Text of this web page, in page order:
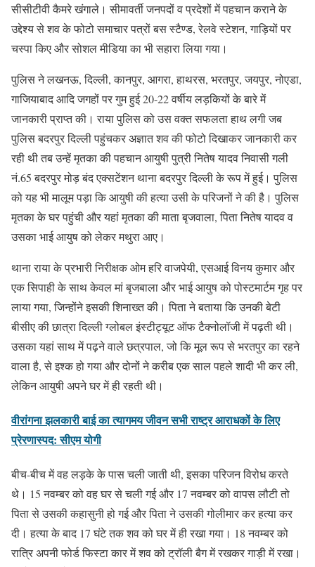
सीसीटीवी कैमरे खंगाले। सीमावर्ती जनपदों व प्रदेशों में पहचान कराने के
उद्देश्य से शव के फोटो समाचार पत्रों बस स्टैण्ड, रेलवे स्टेशन, गाड़ियों पर
चस्पा किए और सोशल मीडिया का भी सहारा लिया गया।
पुलिस ने लखनऊ, दिल्ली, कानपुर, आगरा, हाथरस, भरतपुर, जयपुर, नोएडा,
गाजियाबाद आदि जगहों पर गुम हुई 20-22 वर्षीय लड़कियों के बारे में
जानकारी प्राप्त की। राया पुलिस को उस वक्त सफलता हाथ लगी जब
पुलिस बदरपुर दिल्ली पहुंचकर अज्ञात शव की फोटो दिखाकर जानकारी कर
रही थी तब उन्हें मृतका की पहचान आयुषी पुत्री नितेष यादव निवासी गली
नं.65 बदरपुर मोड़ बंद एक्सटेंशन थाना बदरपुर दिल्ली के रूप में हुई। पुलिस
को यह भी मालूम पड़ा कि आयुषी की हत्या उसी के परिजनों ने की है। पुलिस
मृतका के घर पहुंची और यहां मृतका की माता बृजवाला, पिता नितेष यादव व
उसका भाई आयुष को लेकर मथुरा आए।
थाना राया के प्रभारी निरीक्षक ओम हरि वाजपेयी, एसआई विनय कुमार और
एक सिपाही के साथ केवल मां बृजबाला और भाई आयुष को पोस्टमार्टम गृह पर
लाया गया, जिन्होंने इसकी शिनाख्त की। पिता ने बताया कि उनकी बेटी
बीसीए की छात्रा दिल्ली ग्लोबल इंस्टीट्यूट ऑफ टैक्नोलॉजी में पढ़ती थी।
उसका यहां साथ में पढ़ने वाले छत्रपाल, जो कि मूल रूप से भरतपुर का रहने
वाला है, से इश्क हो गया और दोनों ने करीब एक साल पहले शादी भी कर ली,
लेकिन आयुषी अपने घर में ही रहती थी।
वीरांगना झलकारी बाई का त्यागमय जीवन सभी राष्ट्र आराधकों के लिए
प्रेरणास्पद: सीएम योगी
बीच-बीच में वह लड़के के पास चली जाती थी, इसका परिजन विरोध करते
थे। 15 नवम्बर को वह घर से चली गई और 17 नवम्बर को वापस लौटी तो
पिता से उसकी कहासुनी हो गई और पिता ने उसकी गोलीमार कर हत्या कर
दी। हत्या के बाद 17 घंटे तक शव को घर में ही रखा गया। 18 नवम्बर को
रात्रि अपनी फोर्ड फिस्टा कार में शव को ट्रॉली बैग में रखकर गाड़ी में रखा।